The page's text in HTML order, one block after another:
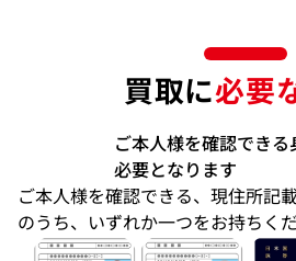
買取に必要
ご本人様を確認でき
必要となります
ご本人様を確認できる、現住所記
のうち、いずれか一つをお持ちくだ